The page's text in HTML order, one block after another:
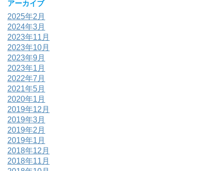
アーカイブ
2025年2月
2024年3月
2023年11月
2023年10月
2023年9月
2023年1月
2022年7月
2021年5月
2020年1月
2019年12月
2019年3月
2019年2月
2019年1月
2018年12月
2018年11月